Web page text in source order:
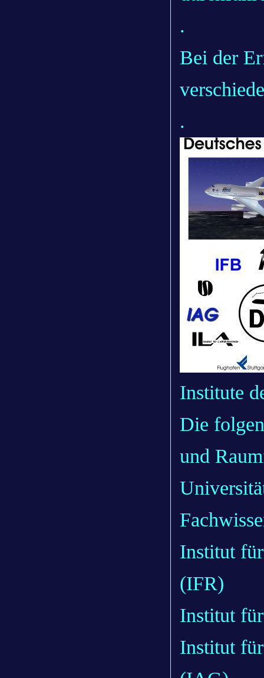
.
Bei der
.
Institute
Die
und
Institut
(IFR)
Institut
Institut